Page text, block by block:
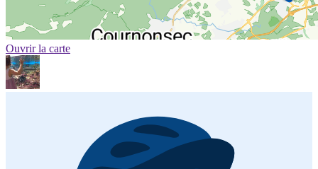
Ouvrir la carte